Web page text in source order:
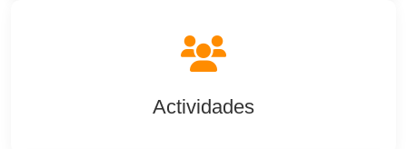
Actividades